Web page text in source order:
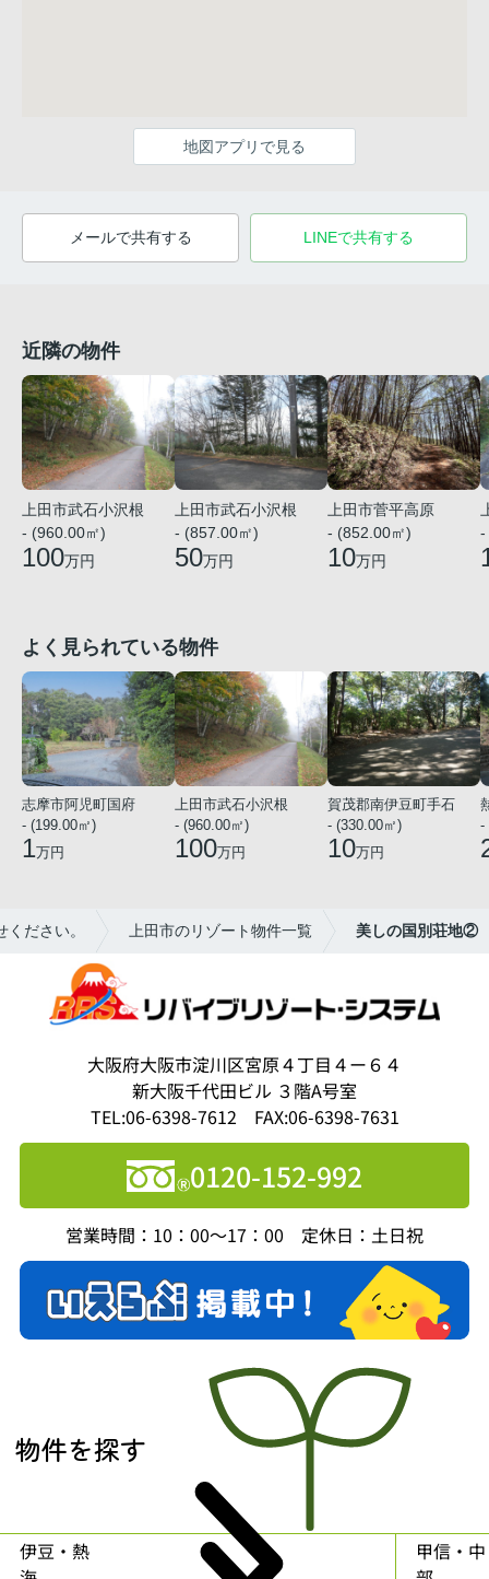
地図アプリで見る
メールで共有する LINEで共有する
近隣の物件
上田市武石小沢根
- (960.00㎡)
100万円
上田市武石小沢根
- (857.00㎡)
50万円
上田市菅平高原
- (852.00㎡)
10万円
-
よく見られている物件
志摩市阿児町国府
- (199.00㎡)
1万円
上田市武石小沢根
- (960.00㎡)
100万円
賀茂郡南伊豆町手石
- (330.00㎡)
10万円
-
ださい。 上田市のリゾート物件一覧 美しの国別荘地②
大阪府大阪市淀川区宮原４丁目４ー６４
新大阪千代田ビル ３階A号室
TEL:06-6398-7612 FAX:06-6398-7631
0120-152-992
営業時間：10：00～17：00 定休日：土日祝
物件を探す
伊豆・熱
甲信・中